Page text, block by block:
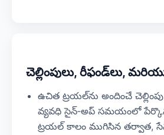
చెల్లింపులు, రీఫండ్‌లు,
ఉచిత ట్రయల్‌ను అందించే
వ్యవధి సైన్‑అప్ సమయంలో
ట్రయల్ కాలం ముగిసిన తర్వాత,